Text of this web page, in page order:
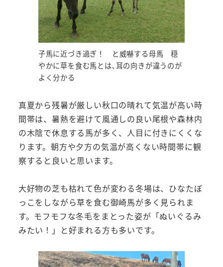
子馬に近づき過ぎ！ と威嚇する母馬 穏
やかに草を食む馬とは､耳の向きが違うのが
よく分かる
真夏から残暑が厳しい秋口の晴れて気温が高い時
間帯は、暑熱を避けて風通しの良い尾根や森林内
の木陰で休息する馬が多く、人目に付きにくくな
ります。朝方や夕方の気温が高くない時間帯に観
察すると良いと思います。
大好物の芝も枯れて色が変わる冬場は、ひなたぼ
っこをしながら草を食む御崎馬が多く見られま
す。モフモフな冬毛をまとった姿が「ぬいぐるみ
みたい！」と好まれる方も多いです。